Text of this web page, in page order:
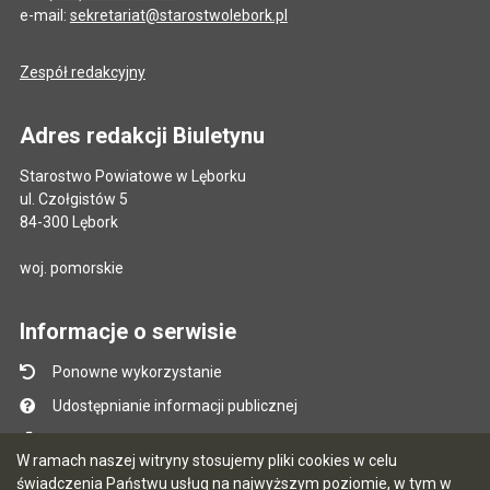
W ramach naszej witryny stosujemy pliki cookies w celu
świadczenia Państwu usług na najwyższym poziomie, w tym w
e-mail: sekretariat@starostwolebork.pl
Zespół redakcyjny
Adres redakcji Biuletynu
Starostwo Powiatowe w Lęborku
ul. Czołgistów 5
84-300 Lębork
woj. pomorskie
Informacje o serwisie
Ponowne wykorzystanie
Udostępnianie informacji publicznej
Instrukcja obsługi